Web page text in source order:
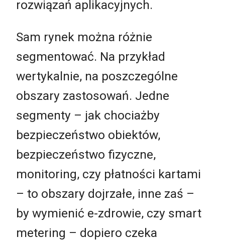
rozwiązań aplikacyjnych.
Sam rynek można różnie
segmentować. Na przykład
wertykalnie, na poszczególne
obszary zastosowań. Jedne
segmenty – jak chociażby
bezpieczeństwo obiektów,
bezpieczeństwo fizyczne,
monitoring, czy płatności kartami
– to obszary dojrzałe, inne zaś –
by wymienić e-zdrowie, czy smart
metering – dopiero czeka